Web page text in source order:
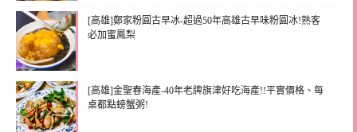
[高雄]鄭家粉圓古早冰-超過50年高雄古早味粉圓冰!熟客
必加蜜鳳梨
[高雄]金聖春海產-40年老牌旗津好吃海產!!平實價格、每
桌都點螃蟹粥!